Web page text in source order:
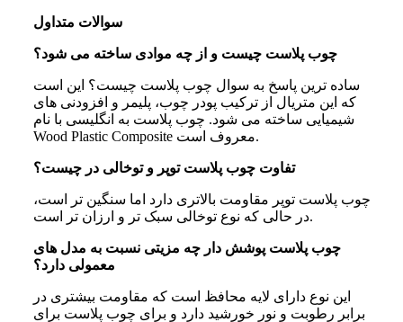
سوالات متداول
چوب پلاست چیست و از چه موادی ساخته می‌ شود؟
ساده ترین پاسخ به سوال چوب پلاست چیست؟ این است
که این متریال از ترکیب پودر چوب، پلیمر و افزودنی های
شیمیایی ساخته می شود. چوب پلاست به انگلیسی با نام
Wood Plastic Composite معروف است.
تفاوت چوب پلاست توپر و توخالی در چیست؟
چوب پلاست توپر مقاومت بالاتری دارد اما سنگین تر است،
در حالی که نوع توخالی سبک تر و ارزان تر است.
چوب پلاست پوشش‌ دار چه مزیتی نسبت به مدل‌ های
معمولی دارد؟
این نوع دارای لایه محافظ است که مقاومت بیشتری در
برابر رطوبت و نور خورشید دارد و برای چوب پلاست برای